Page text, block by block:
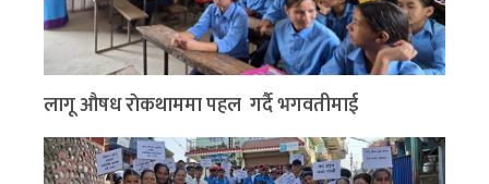
लागू औषध राेकथाममा पहल गर्दै भगवतीमाई